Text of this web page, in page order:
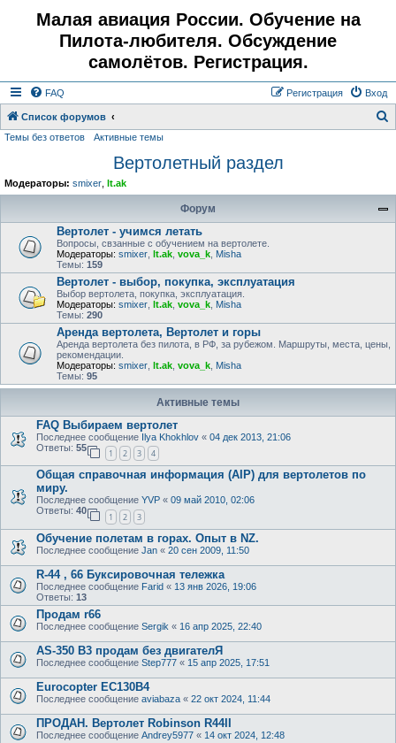
Малая авиация России. Обучение на
Пилота-любителя. Обсуждение
самолётов. Регистрация.
FAQ Вход
Регистрация
Список форумов
Темы без ответов Активные темы
Вертолетный раздел
Модераторы: smixer lt.ak
Форум
Вертолет - учимся летать
Вопросы, свзанные с обучением на вертолете.
Модераторы: smixer lt.ak vova_k Misha
Темы: 159
Вертолет - выбор, покупка, эксплуатация
Выбор вертолета, покупка, эксплуатация.
Модераторы: smixer lt.ak vova_k Misha
Темы: 290
Аренда вертолета, Вертолет и горы
Аренда вертолета без пилота, в РФ, за рубежом. Маршруты, места, цены,
рекомендации.
Модераторы: smixer lt.ak vova_k Misha
Темы: 95
Активные темы
FAQ Выбираем вертолет
Последнее сообщение Ilya Khokhlov « 04 дек 2013, 21:06
Ответы: 55
1 2 3 4
Общая справочная информация (AIP) для вертолетов по
миру.
Последнее сообщение YVP « 09 май 2010, 02:06
Ответы: 40
1 2 3
Обучение полетам в горах. Опыт в NZ.
Последнее сообщение Jan « 20 сен 2009, 11:50
R-44 , 66 Буксировочная тележка
Последнее сообщение Farid « 13 янв 2026, 19:06
Ответы: 13
Продам r66
Последнее сообщение Sergik « 16 апр 2025, 22:40
AS-350 B3 продам без двигателЯ
Последнее сообщение Step777 « 15 апр 2025, 17:51
Eurocopter EC130B4
Последнее сообщение aviabaza « 22 окт 2024, 11:44
ПРОДАН. Вертолет Robinson R44II
Последнее сообщение Andrey5977 « 14 окт 2024, 12:48